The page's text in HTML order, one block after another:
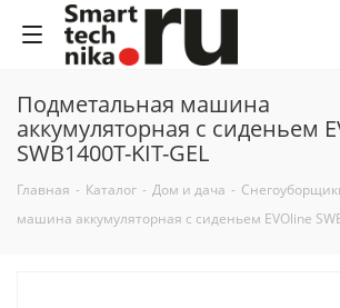
Подметальная машина
аккумуляторная с сиденьем
SWB1400T-KIT-GEL
Главная - Каталог - Дом и дача -
машина аккумуляторная с сиденьем EVOline